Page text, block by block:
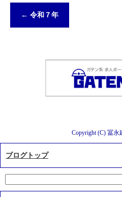
← 令和７年
Copyright (C) 冨永
ブログトップ